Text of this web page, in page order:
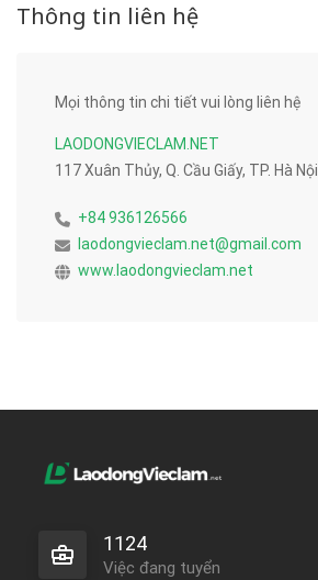
Thông tin liên hệ
Mọi thông tin chi tiết vui lòng liên hệ
LAODONGVIECLAM.NET
117 Xuân Thủy, Q. Cầu Giấy, TP. Hà Nội
+84 936126566
laodongvieclam.net@gmail.com
www.laodongvieclam.net
1124
Việc đang tuyển